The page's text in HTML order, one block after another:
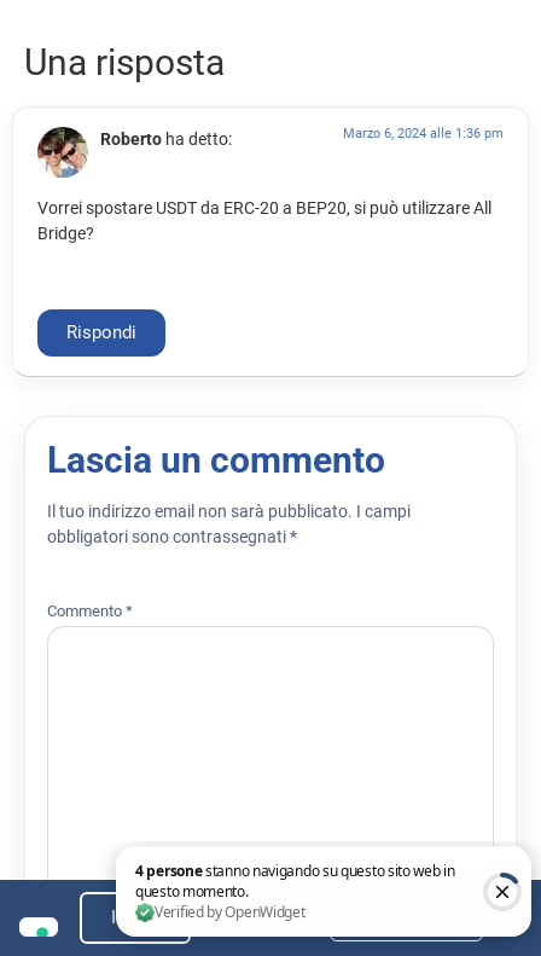
Una risposta
Roberto ha detto: Marzo 6, 2024 alle 1:36 pm
Vorrei spostare USDT da ERC-20 a BEP20, si può utilizzare All
Bridge?
Rispondi
Lascia un commento
Il tuo indirizzo email non sarà pubblicato. I campi
obbligatori sono contrassegnati*
Commento *
Indice